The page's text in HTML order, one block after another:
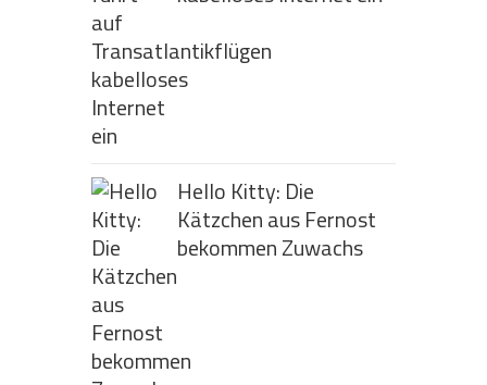
Hello Kitty: Die
Kätzchen aus Fernost
bekommen Zuwachs